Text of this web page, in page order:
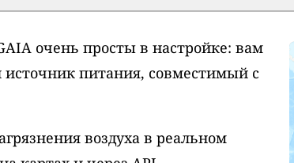
очень просты в настройке: вам
питания, совместимый с
воздуха в реальном